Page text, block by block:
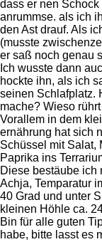
dass er nen
anrummse. als ich
den Ast drauf. Als
(musste
er saß noch genau
Ich wusste dann
hockte ihn, als ich
seinen Schlafplatz.
mache? Wieso
Vorallem in dem
ernährung hat sich
Schüssel mit Salat,
Paprika ins
Diese bestäube ich
Achja, Temparatur
40 Grad und unter
kleinen Höhle ca.
Bin für alle guten
habe, bitte lasst es